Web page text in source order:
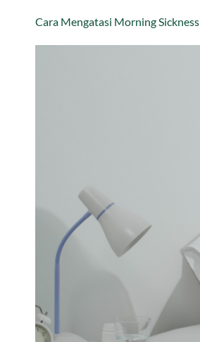
Cara Mengatasi Morning Sickness